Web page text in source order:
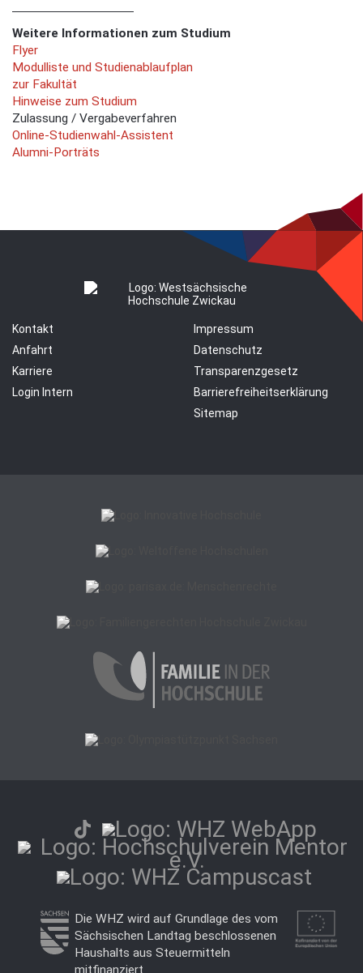
Weitere Informationen zum Studium
Flyer
Modulliste und Studienablaufplan
zur Fakultät
Hinweise zum Studium
Zulassung / Vergabeverfahren
Online-Studienwahl-Assistent
Alumni-Porträts
Kontakt
Anfahrt
Karriere
Login Intern
Impressum
Datenschutz
Transparenzgesetz
Barrierefreiheitserklärung
Sitemap
Die WHZ wird auf Grundlage des vom
Sächsischen Landtag beschlossenen
Haushalts aus Steuermitteln
mitfinanziert